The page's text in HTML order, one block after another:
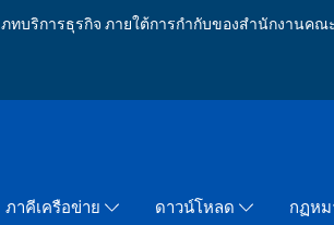
บริการธุรกิจ ภายใต้การกำกับของสำนักงานค
ภาคีเครือข่าย ดาวน์โหลด กฏหม